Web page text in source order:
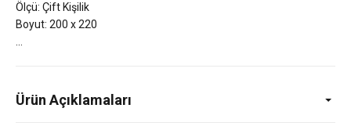
Ölçü: Çift Kişilik
Boyut: 200 x 220
Ürün Açıklamaları